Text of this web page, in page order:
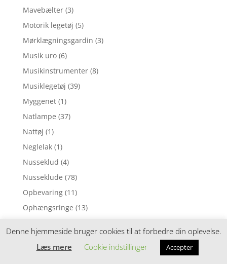
Mavebælter (3)
Motorik legetøj (5)
Mørklægningsgardin (3)
Musik uro (6)
Musikinstrumenter (8)
Musiklegetøj (39)
Myggenet (1)
Natlampe (37)
Nattøj (1)
Neglelak (1)
Nusseklud (4)
Nusseklude (78)
Opbevaring (11)
Ophængsringe (13)
Pedalcykler
Perleplader (49)
Denne hjemmeside bruger cookies til at forbedre din oplevelse.
Læs mere
Cookie indstillinger Accepter